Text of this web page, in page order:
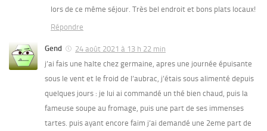
lors de ce même séjour. Très bel endroit et bons plats locaux!
Répondre
Gend
24 août 2021 à 13 h 22 min
j’ai fais une halte chez germaine, apres une journée épuisante
sous le vent et le froid de l’aubrac, j’étais sous alimenté depuis
quelques jours : je lui ai commandé un thé bien chaud, puis la
fameuse soupe au fromage, puis une part de ses immenses
tartes. puis ayant encore faim j’ai demandé une 2eme part de